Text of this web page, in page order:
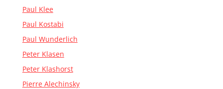
Paul Klee
Paul Kostabi
Paul Wunderlich
Peter Klasen
Peter Klashorst
Pierre Alechinsky